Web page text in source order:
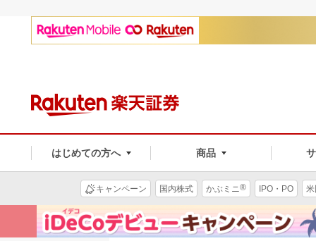
はじめての方へ 商品
キャンペーン 国内株式 かぶミニ® IPO・PO